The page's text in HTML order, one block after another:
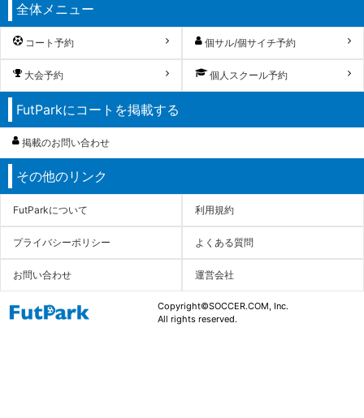
全体メニュー
コート予約 個サル/個サイチ予約
大会予約 個人スクール予約
FutParkにコートを掲載する
掲載のお問い合わせ
その他のリンク
FutParkについて 利用規約
プライバシーポリシー よくある質問
お問い合わせ 運営会社
Copyright©SOCCER.COM, Inc.
All rights reserved.